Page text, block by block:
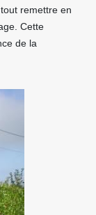
remettre en
Cette
de la